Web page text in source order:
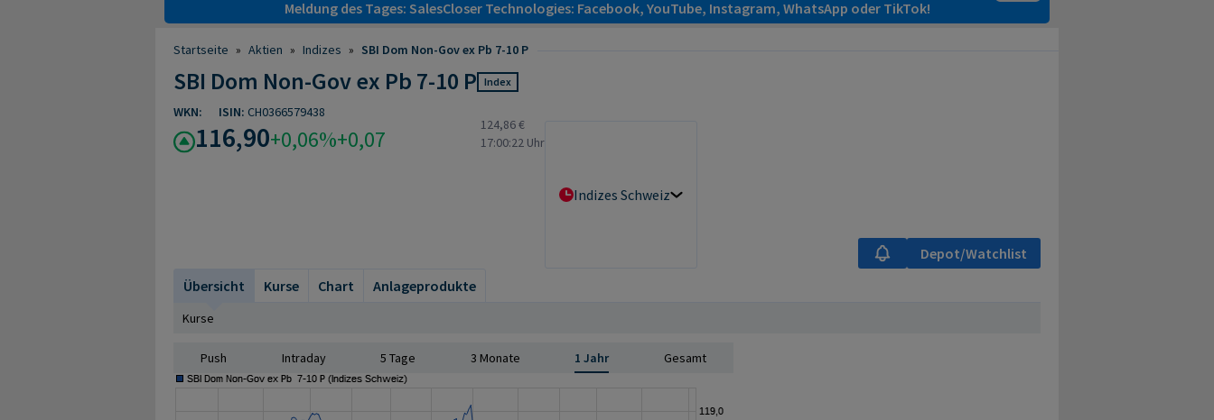
Meldung des Tages: SalesCloser Technologies: Facebook, YouTube, Instagram, WhatsApp oder TikTok!
Startseite » Aktien » Indizes » SBI Dom Non-Gov ex Pb 7-10 P
SBI Dom Non-Gov ex Pb 7-10 P Index
WKN: ISIN: CH0366579438
116,90+0,06%+0,07
124,86 €
17:00:22 Uhr
Indizes Schweiz
Depot/Watchlist
Übersicht
Kurse Chart Anlageprodukte
Kurse
Push Intraday 5 Tage 3 Monate 1 Jahr Gesamt